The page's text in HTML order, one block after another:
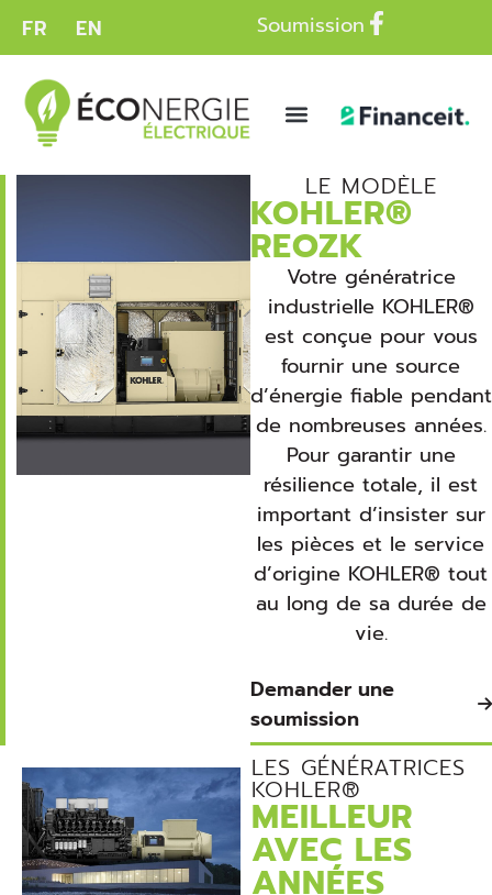
FR EN Soumission
LE MODÈLE
KOHLER®
REOZK
Votre génératrice
industrielle KOHLER®
est conçue pour vous
fournir une source
d’énergie fiable pendant
de nombreuses années.
Pour garantir une
résilience totale, il est
important d’insister sur
les pièces et le service
d’origine KOHLER® tout
au long de sa durée de
vie.
Demander une
soumission
LES GÉNÉRATRICES
KOHLER®
MEILLEUR
AVEC LES
ANNÉES